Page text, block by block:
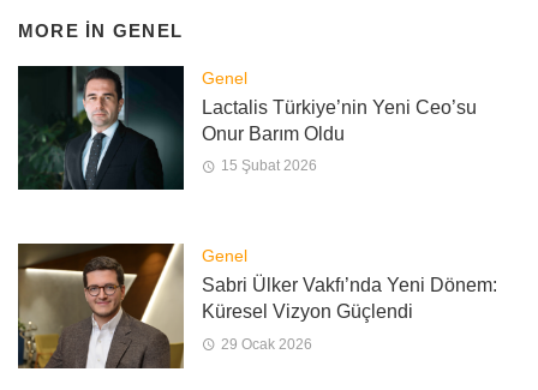
MORE IN GENEL
Genel
Lactalis Türkiye’nin Yeni Ceo’su
Onur Barım Oldu
15 Şubat 2026
Genel
Sabri Ülker Vakfı’nda Yeni Dönem:
Küresel Vizyon Güçlendi
29 Ocak 2026